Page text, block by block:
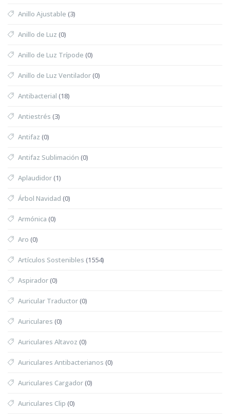
Anillo Ajustable (3)
Anillo de Luz (0)
Anillo de Luz Trípode (0)
Anillo de Luz Ventilador(0)
Antibacterial (18)
Antiestrés (3)
Antifaz (0)
Antifaz Sublimación (0)
Aplaudidor(1)
Árbol Navidad (0)
Armónica (0)
Aro (0)
Artículos Sostenibles (1554)
Aspirador(0)
Auricular Traductor(0)
Auriculares (0)
Auriculares Altavoz (0)
Auriculares Antibacterianos (0)
Auriculares Cargador(0)
Auriculares Clip (0)